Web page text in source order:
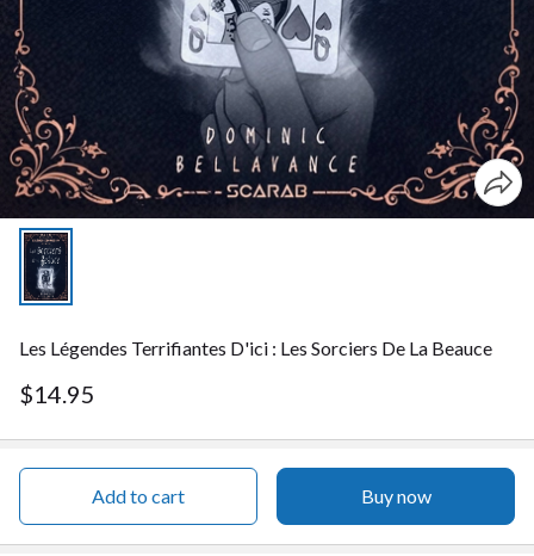
Les Légendes Terrifiantes D'ici : Les Sorciers De La Beauce
$14.95
Add to cart Buy now